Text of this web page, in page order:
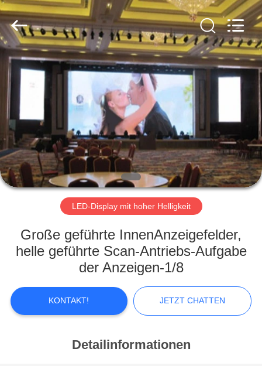
HAUS
PRODUKTE
VIDEOS
VR
SHOW
ÜBER
UNS
FABRIK-
AUSFLUG
QUALITÄTSKONTROLLE
Road
Enterprise
Management
Services
Co.,LTD.
All
Rights
Reserved.
Developed
LED-Display mit hoher Helligkeit
Große geführte InnenAnzeigefelder,
helle geführte Scan-Antriebs-Aufgabe
der Anzeigen-1/8
KONTAKT! JETZT CHATTEN
Detailinformationen